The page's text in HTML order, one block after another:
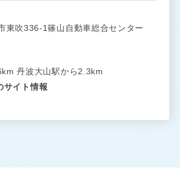
東吹336-1篠山自動車総合センター
丹波大山駅から2.3km
イト情報